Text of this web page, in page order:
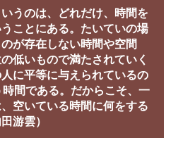
うのは、どれだけ、時間を
ことにある。たいていの場
が存在しない時間や空間
低いもので満たされていく
に平等に与えられているの
間である。だからこそ、一
空いている時間に何をする
游雲）